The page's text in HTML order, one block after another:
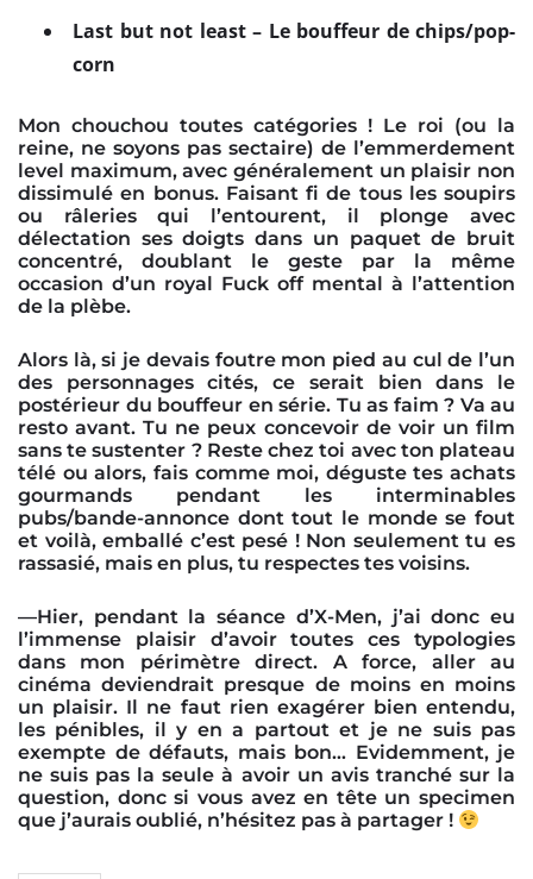
Last but not least – Le bouffeur de chips/pop-
corn
Mon chouchou toutes catégories ! Le roi (ou la
reine, ne soyons pas sectaire) de l’emmerdement
level maximum, avec généralement un plaisir non
dissimulé en bonus. Faisant fi de tous les soupirs
ou râleries qui l’entourent, il plonge avec
délectation ses doigts dans un paquet de bruit
concentré, doublant le geste par la même
occasion d’un royal Fuck off mental à l’attention
de la plèbe.
Alors là, si je devais foutre mon pied au cul de l’un
des personnages cités, ce serait bien dans le
postérieur du bouffeur en série. Tu as faim ? Va au
resto avant. Tu ne peux concevoir de voir un film
sans te sustenter ? Reste chez toi avec ton plateau
télé ou alors, fais comme moi, déguste tes achats
gourmands pendant les interminables
pubs/bande-annonce dont tout le monde se fout
et voilà, emballé c’est pesé ! Non seulement tu es
rassasié, mais en plus, tu respectes tes voisins.
—Hier, pendant la séance d’X-Men, j’ai donc eu
l’immense plaisir d’avoir toutes ces typologies
dans mon périmètre direct. A force, aller au
cinéma deviendrait presque de moins en moins
un plaisir. Il ne faut rien exagérer bien entendu,
les pénibles, il y en a partout et je ne suis pas
exempte de défauts, mais bon… Evidemment, je
ne suis pas la seule à avoir un avis tranché sur la
question, donc si vous avez en tête un specimen
que j’aurais oublié, n’hésitez pas à partager !